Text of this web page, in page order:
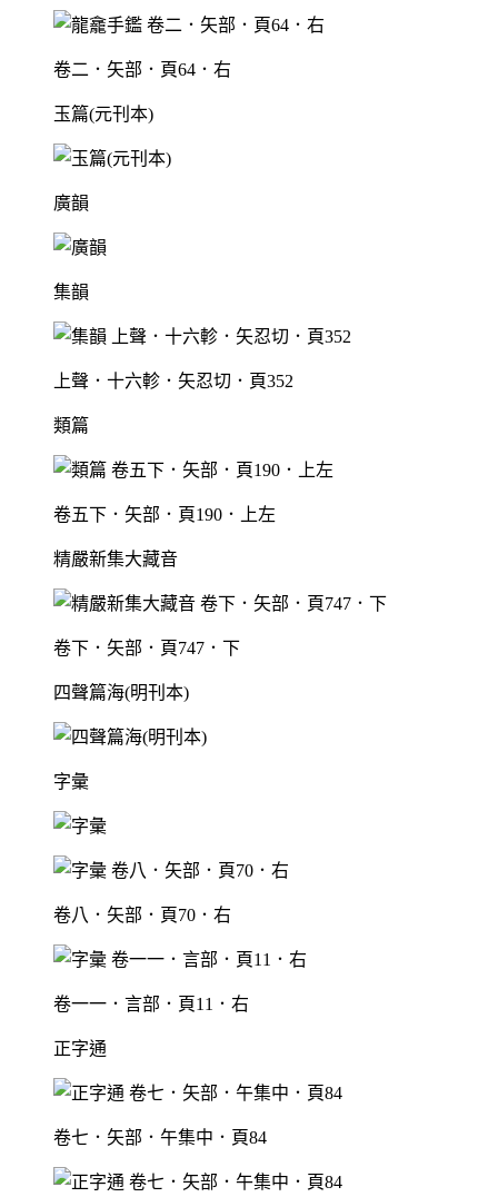
卷二．矢部．頁64．右
玉篇(元刊本)
廣韻
集韻
上聲．十六軫．矢忍切．頁352
類篇
卷五下．矢部．頁190．上左
精嚴新集大藏音
卷下．矢部．頁747．下
四聲篇海(明刊本)
字彙
卷八．矢部．頁70．右
卷一一．言部．頁11．右
正字通
卷七．矢部．午集中．頁84